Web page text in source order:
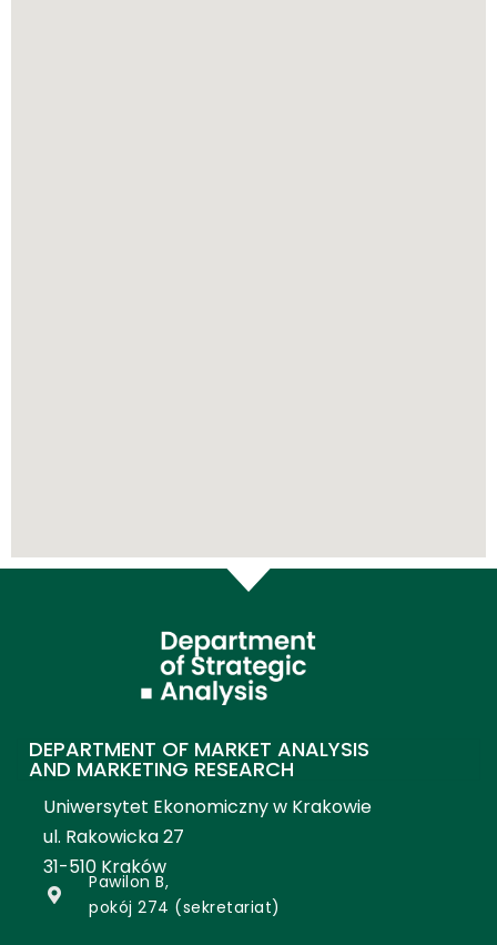
DEPARTMENT OF MARKET ANALYSIS
AND MARKETING RESEARCH
Uniwersytet Ekonomiczny w Krakowie
ul. Rakowicka 27
31-510 Kraków
Pawilon B,
pokój 274 (sekretariat)